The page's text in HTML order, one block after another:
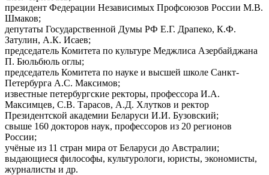
президент Федерации Независимых Профсоюзов России М.В.
Шмаков;
депутаты Государственной Думы РФ Е.Г. Драпеко, К.Ф.
Затулин, А.К. Исаев;
председатель Комитета по культуре Меджлиса Азербайджана
П. Бюльбюль оглы;
председатель Комитета по науке и высшей школе Санкт-
Петербурга А.С. Максимов;
известные петербургские ректоры, профессора И.А.
Максимцев, С.В. Тарасов, А.Д. Хлутков и ректор
Президентской академии Беларуси И.И. Бузовский;
свыше 160 докторов наук, профессоров из 20 регионов
России;
учёные из 11 стран мира от Беларуси до Австралии;
выдающиеся философы, культурологи, юристы, экономисты,
журналисты и др.